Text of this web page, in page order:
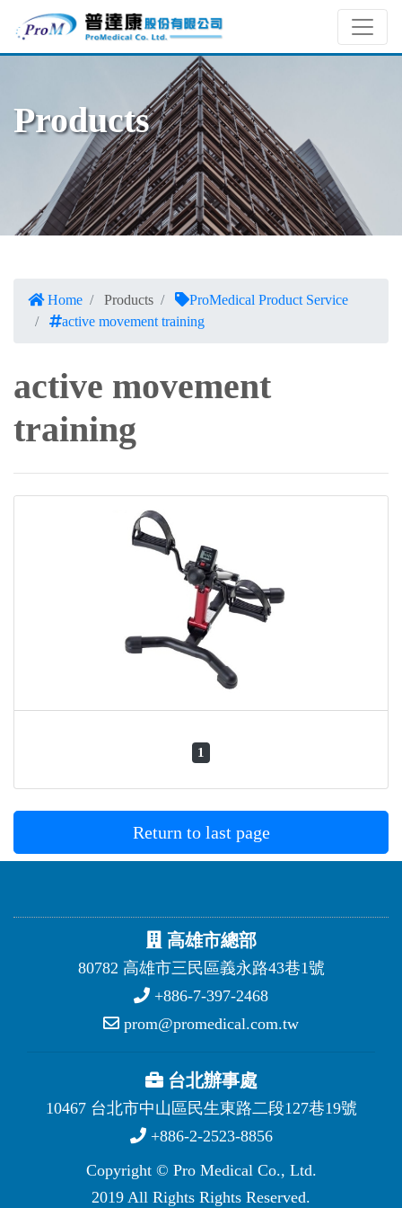
Products
Home Products
ProMedical Product Service
active movement training
active movement
training
1
Return to last page
高雄市總部
80782 高雄市三民區義永路43巷1號
+886-7-397-2468
prom@promedical.com.tw
台北辦事處
10467 台北市中山區民生東路二段127巷19號
+886-2-2523-8856
Copyright © Pro Medical Co., Ltd.
2019 All Rights Rights Reserved.